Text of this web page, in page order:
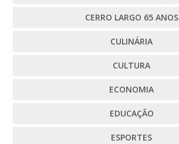
CERRO LARGO 65 ANOS
CULINÁRIA
CULTURA
ECONOMIA
EDUCAÇÃO
ESPORTES